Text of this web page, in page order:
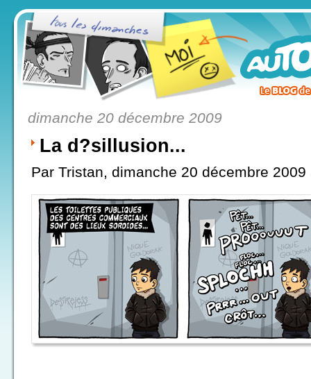
dimanche 20 décembre 2009
La d?sillusion...
Par Tristan, dimanche 20 décembre